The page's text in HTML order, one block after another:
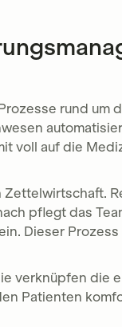
rund um
voll auf die
pflegt das
Dieser
verknüpfen die
Patienten